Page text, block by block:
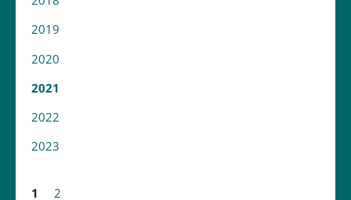
2019
2020
2021
2022
2023
1 2